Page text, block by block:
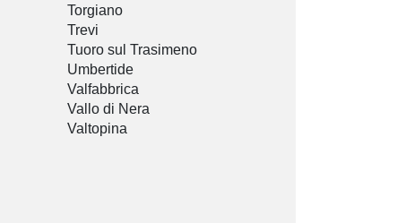
Torgiano
Trevi
Tuoro sul Trasimeno
Umbertide
Valfabbrica
Vallo di Nera
Valtopina